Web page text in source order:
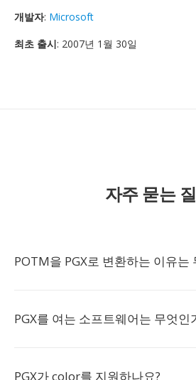
개발자: Microsoft
최초 출시: 2007년 1월 30일
자주 묻는
POTM을 PGX로 변환하는 이유는
PGX를 여는 소프트웨어는 무엇인
PGX가 color를 지원하나요?